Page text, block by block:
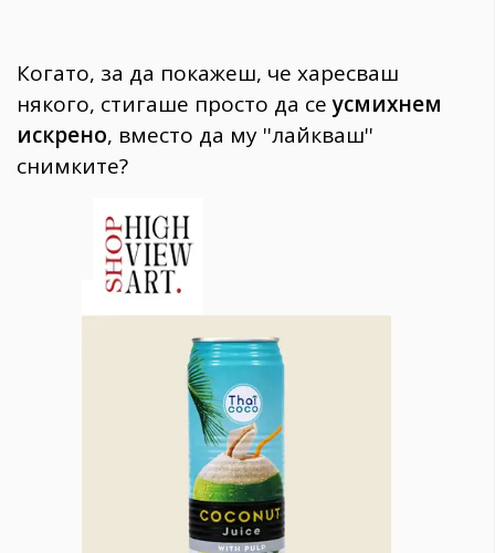
Когато, за да покажеш, че харесваш
някого, стигаше просто да сеусмихнем
искрено, вместо да му ''лайкваш''
снимките?